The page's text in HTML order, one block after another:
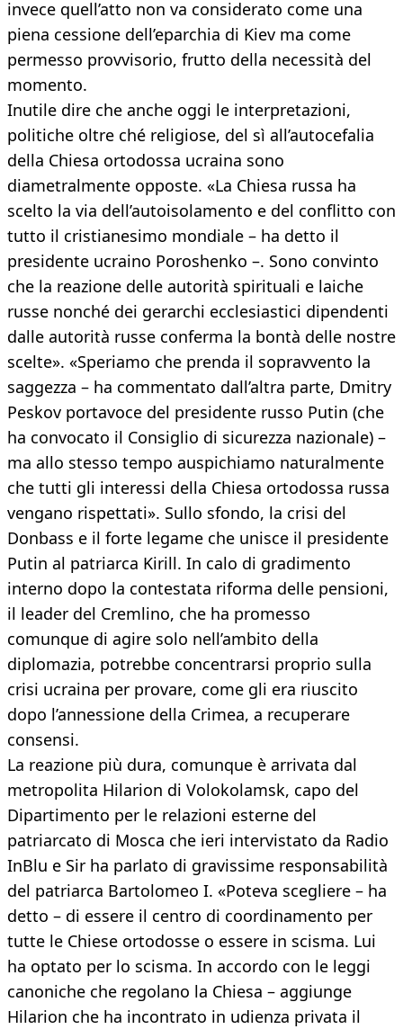
invece quell’atto non va considerato come una
piena cessione dell’eparchia di Kiev ma come
permesso provvisorio, frutto della necessità del
momento.
Inutile dire che anche oggi le interpretazioni,
politiche oltre ché religiose, del sì all’autocefalia
della Chiesa ortodossa ucraina sono
diametralmente opposte. «La Chiesa russa ha
scelto la via dell’autoisolamento e del conflitto con
tutto il cristianesimo mondiale – ha detto il
presidente ucraino Poroshenko –. Sono convinto
che la reazione delle autorità spirituali e laiche
russe nonché dei gerarchi ecclesiastici dipendenti
dalle autorità russe conferma la bontà delle nostre
scelte». «Speriamo che prenda il sopravvento la
saggezza – ha commentato dall’altra parte, Dmitry
Peskov portavoce del presidente russo Putin (che
ha convocato il Consiglio di sicurezza nazionale) –
ma allo stesso tempo auspichiamo naturalmente
che tutti gli interessi della Chiesa ortodossa russa
vengano rispettati». Sullo sfondo, la crisi del
Donbass e il forte legame che unisce il presidente
Putin al patriarca Kirill. In calo di gradimento
interno dopo la contestata riforma delle pensioni,
il leader del Cremlino, che ha promesso
comunque di agire solo nell’ambito della
diplomazia, potrebbe concentrarsi proprio sulla
crisi ucraina per provare, come gli era riuscito
dopo l’annessione della Crimea, a recuperare
consensi.
La reazione più dura, comunque è arrivata dal
metropolita Hilarion di Volokolamsk, capo del
Dipartimento per le relazioni esterne del
patriarcato di Mosca che ieri intervistato da Radio
InBlu e Sir ha parlato di gravissime responsabilità
del patriarca Bartolomeo I. «Poteva scegliere – ha
detto – di essere il centro di coordinamento per
tutte le Chiese ortodosse o essere in scisma. Lui
ha optato per lo scisma. In accordo con le leggi
canoniche che regolano la Chiesa – aggiunge
Hilarion che ha incontrato in udienza privata il